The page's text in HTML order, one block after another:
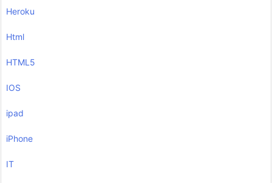
Heroku
Html
HTML5
IOS
ipad
iPhone
IT